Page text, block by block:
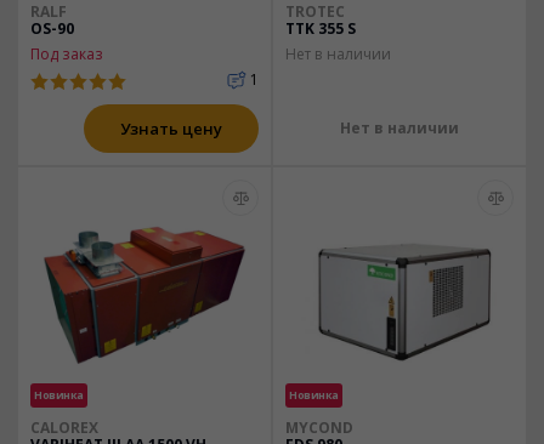
RALF
OS-90
Под заказ
1
Узнать цену
TROTEC
TTK 355 S
Нет в наличии
Нет в наличии
Новинка
CALOREX
Новинка
MYCOND